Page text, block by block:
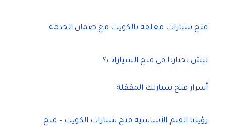
فتح سيارات مغلقة بالكويت مع ضمان الخدمة
ليش تختارنا في فتح السيارات؟
أسرار فتح سيارتك المقفلة
رؤيتنا القيم الأساسية فتح سيارات الكويت – فتح